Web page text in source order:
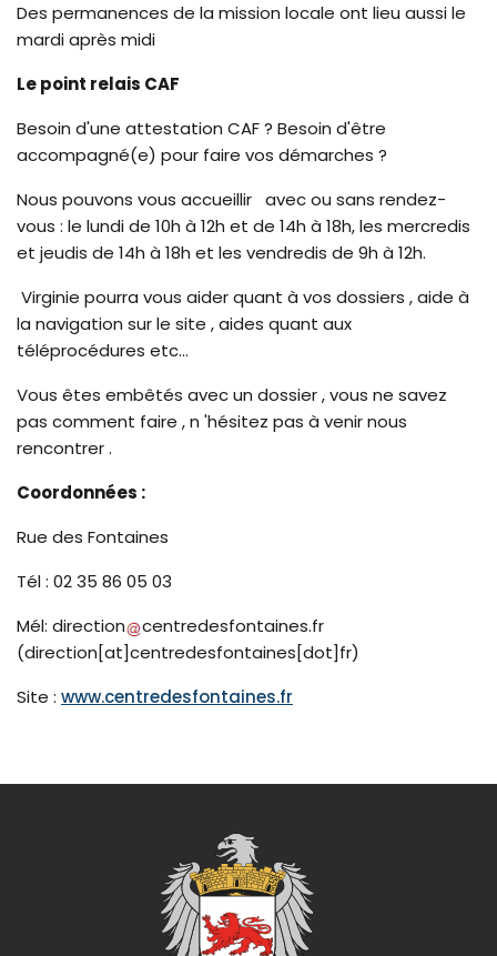
Des permanences de la mission locale ont lieu aussi le
mardi après midi
Le point relais CAF
Besoin d'une attestation CAF ? Besoin d'être
accompagné(e) pour faire vos démarches ?
Nous pouvons vous accueillir avec ou sans rendez-
vous : le lundi de 10h à 12h et de 14h à 18h, les mercredis
et jeudis de 14h à 18h et les vendredis de 9h à 12h.
Virginie pourra vous aider quant à vos dossiers , aide à
la navigation sur le site , aides quant aux
téléprocédures etc...
Vous êtes embêtés avec un dossier , vous ne savez
pas comment faire , n 'hésitez pas à venir nous
rencontrer .
Coordonnées :
Rue des Fontaines
Tél : 02 35 86 05 03
Mél: direction centredesfontaines.fr
(direction[at]centredesfontaines[dot]fr)
Site : www.centredesfontaines.fr